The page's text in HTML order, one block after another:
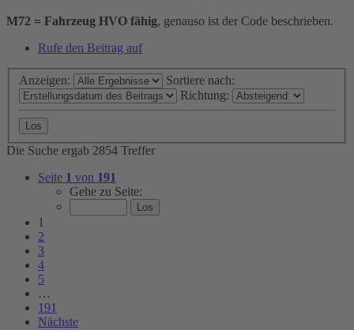
M72 = Fahrzeug HVO fähig, genauso ist der Code beschrieben.
Rufe den Beitrag auf
Anzeigen:
Sortiere nach:
Richtung:
Die Suche ergab 2854 Treffer
Seite 1 von 191
Gehe zu Seite:
1
2
3
4
5
…
191
Nächste